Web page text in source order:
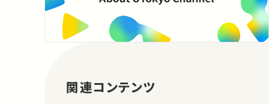
関連コンテンツ